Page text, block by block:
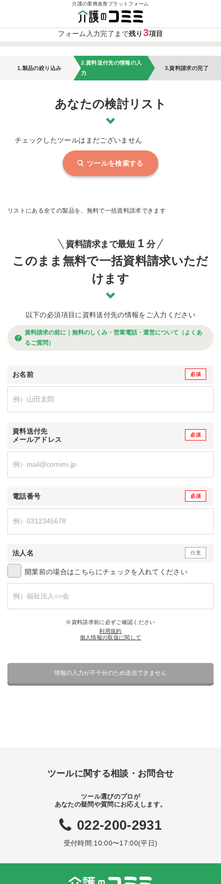
介護の業務改善プラットフォーム
1.製品の絞り込み
2.資料送付先の情報の入
力
3.資料請求の完了
あなたの検討リスト
チェックしたツールはまだございません
ツールを検索する
リストにある全ての製品を、無料で一括資料請求できます
資料請求まで最短 1 分
このまま無料で一括資料請求いただ
けます
以下の必須項目に資料送付先の情報をご入力ください
資料請求の前に｜無料のしくみ・営業電話・運営について（よくあ
るご質問）
お名前
資料送付先
メールアドレス
電話番号
法人名
開業前の場合はこちらにチェックを入れてください
※資料請求前に必ずご確認ください
利用規約
個人情報の取扱に関して
フォーム入力完了まで残り 3項目
ツールに関する相談・お問合せ
ツール選びのプロが
あなたの疑問や質問にお応えします。
022-200-2931
受付時間:10:00〜17:00(平日)